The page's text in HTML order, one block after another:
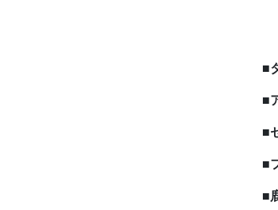
■
■アエ
■セブン
■ファミ
■鹿児